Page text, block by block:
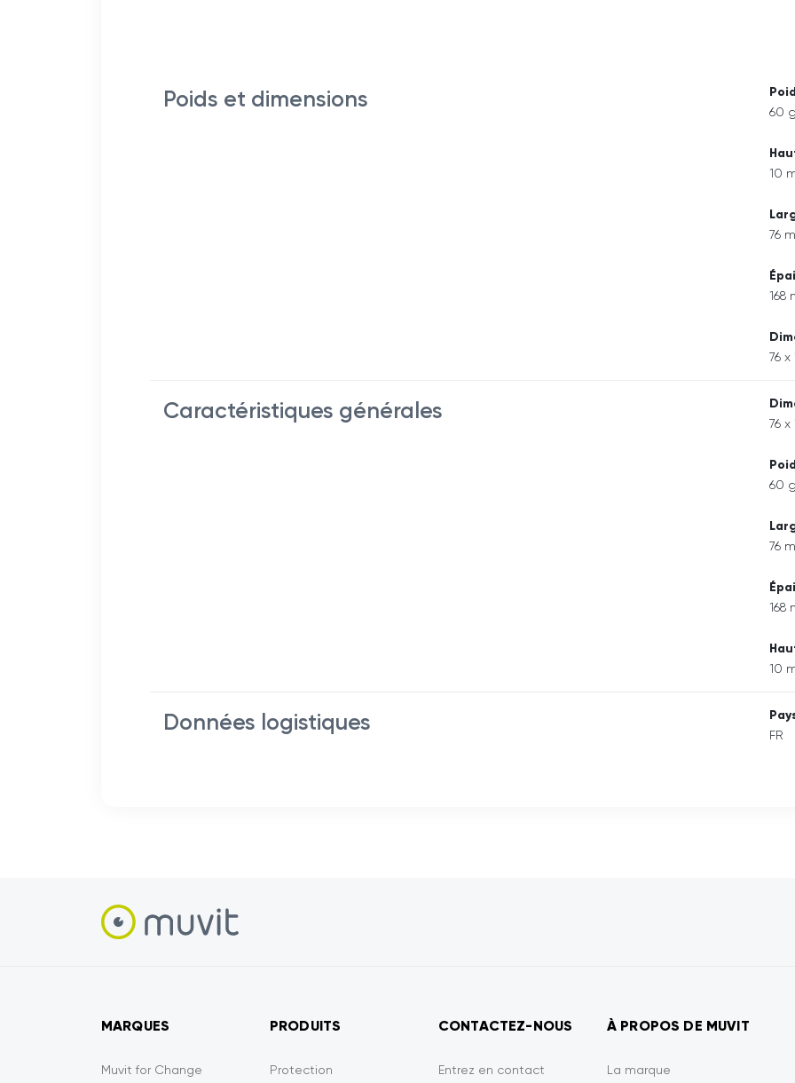
Poids et dimensions 60 g
10
76
168
76 x
Caractéristiques générales 76 x
60 g
76
168
10
Données logistiques FR
MARQUES
Muvit for Change
PRODUITS
Protection
CONTACTEZ-NOUS
Entrez en contact
À PROPOS DE MUVIT
La marque